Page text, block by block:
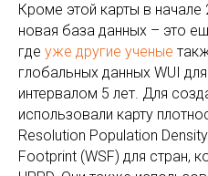
Кроме этой карты в начале
новая база данных – это
где уже другие ученые
глобальных данных WUI
интервалом 5 лет. Для
использовали карту
Resolution Population
Footprint (WSF) для стран,